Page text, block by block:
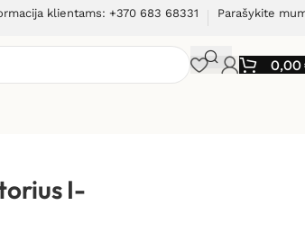
klientams: +370 683 68331 Parašykite
0,00
Rehab
I-